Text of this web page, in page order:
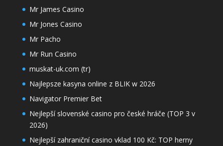
Mr James Casino
Mr Jones Casino
Mr Pacho
Mr Run Casino
muskat-uk.com (tr)
Najlepsze kasyna online z BLIK w 2026
Navigator Premier Bet
Nejlepší slovenské casino pro české hráče (TOP 3 v
2026)
Nejlepší zahraniční casino vklad 100 Kč: TOP herny